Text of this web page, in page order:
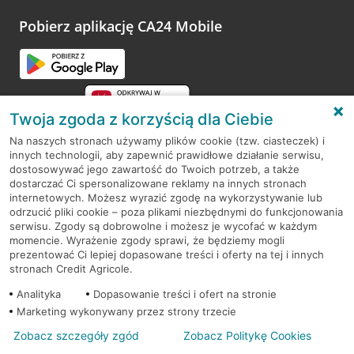
opinie.
Pobierz aplikację CA24 Mobile
RODO
Regulamin serwisu
Mapa serwisu
PolitykaCookies
© 2026 Credit Agricole Bank Polska S.A. Wszelkie prawa zastrzeżone
Twoja zgoda z korzyścią dla Ciebie
Na naszych stronach używamy plików cookie (tzw. ciasteczek) i
innych technologii, aby zapewnić prawidłowe działanie serwisu,
dostosowywać jego zawartość do Twoich potrzeb, a także
dostarczać Ci spersonalizowane reklamy na innych stronach
internetowych. Możesz wyrazić zgodę na wykorzystywanie lub
odrzucić pliki cookie – poza plikami niezbędnymi do funkcjonowania
serwisu. Zgody są dobrowolne i możesz je wycofać w każdym
momencie. Wyrażenie zgody sprawi, że będziemy mogli
prezentować Ci lepiej dopasowane treści i oferty na tej i innych
stronach Credit Agricole.
Analityka
Dopasowanie treści i ofert na stronie
Marketing wykonywany przez strony trzecie
Zobacz szczegóły zgód Zobacz Politykę Cookies